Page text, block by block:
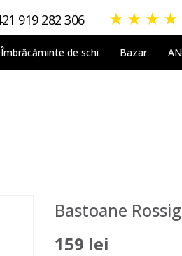
919 282 306 ★ ★ ★ ★
Îmbrăcăminte de schi Bazar
Bastoane
159 lei